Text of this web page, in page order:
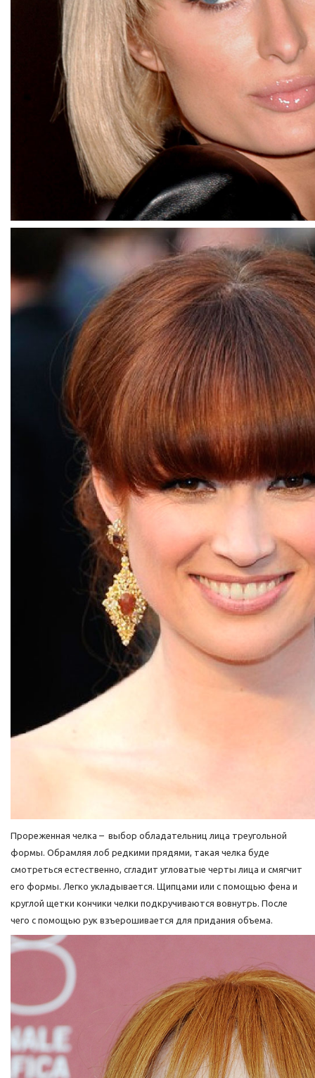
Прореженная челка – выбор обладательниц лица треугольной
формы. Обрамляя лоб редкими прядями, такая челка буде
смотреться естественно, сгладит угловатые черты лица и смягчит
его формы. Легко укладывается. Щипцами или с помощью фена и
круглой щетки кончики челки подкручиваются вовнутрь. После
чего с помощью рук взъерошивается для придания объема.